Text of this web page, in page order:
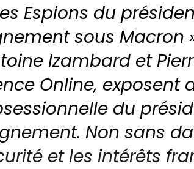
Espions du
sous Macron
Izambard et
Online, exposent
du
Non sans
et les intérêts